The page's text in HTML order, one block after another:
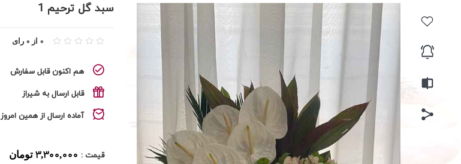
سبد گل ترحیم 1
0 از 0 رای
هم اکنون قابل سفارش
قابل ارسال به شیراز
آماده ارسال از همین امروز
قیمت : 3,300,000 تومان